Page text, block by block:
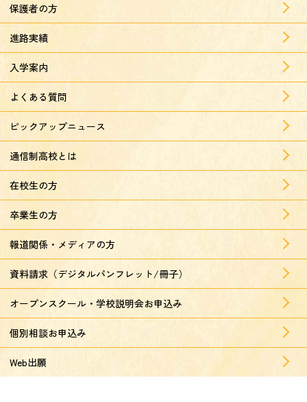
保護者の方
進路実績
入学案内
よくある質問
ピックアップニュース
通信制高校とは
在校生の方
卒業生の方
報道関係・メディアの方
資料請求（デジタルパンフレット/冊子）
オープンスクール・学校説明会お申込み
個別相談お申込み
Web出願